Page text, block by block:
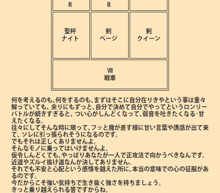
R R
聖杯
ナイト
剣
ページ
剣
クイーン
Ⅶ
戦車
何を考えるのも､何をするのも､まずはそこに自分在りきやという事は重々
解っていても､ 余りにもずっと､自分で決めて自分でやってというロンリー
バトルが続きすぎると､ つい心がしんどくなって､弱音を吐きたくなる･甘
えたくなる。
往々にしてそんな時に限って､フッと魔が差す様に甘い言葉や誘惑が出て来
て､
ソレに引っ張られそうになるのです。
でもそれは正しくありませんよ。
そんなモノに乗ってはいけませんよ。
仮令しんどくても､やっぱりあなたが一人で正攻法で向かうべきなんです。
近道やズルイ抜け道なんか決してありません。
それでも不安と心配という感情を越えた所に､本当の意味での心の征服があ
るのです。
今だからこそ強い気持ちで生き抜く強さを持ちましょう。
きっと乗り越えられる筈ですからね。